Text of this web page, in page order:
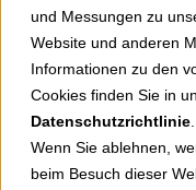
und Messungen zu
Website und anderen
Informationen zu den
Cookies finden Sie in
Datenschutzrichtlinie
Wenn Sie ablehnen,
beim Besuch dieser
zurück zur Übersicht